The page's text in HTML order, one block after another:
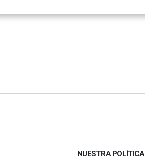
NUESTRA POLÍTICA